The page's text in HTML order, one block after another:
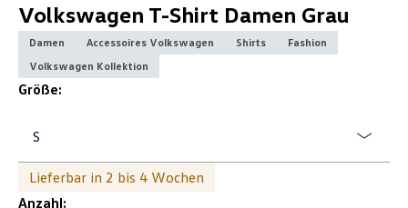
Volkswagen T-Shirt Damen Grau
Damen Accessoires Volkswagen Shirts
Fashion
Volkswagen Kollektion
Größe:
S
Lieferbar in 2 bis 4 Wochen
Anzahl: